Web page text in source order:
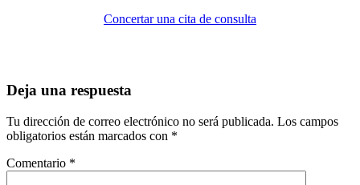
Concertar una cita de consulta
Deja una respuesta
Tu dirección de correo electrónico no será publicada. Los campos
obligatorios están marcados con *
Comentario *